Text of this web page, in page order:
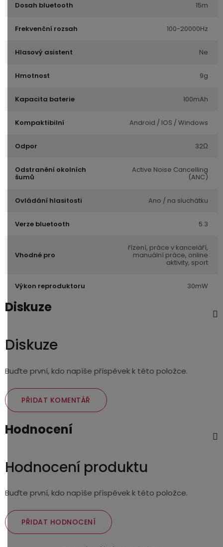
Dosah bluetooth 15m
Frekvenční rozsah 100-20000Hz
Hlasový asistent Ne
Hmotnost 9g
Kapacita baterie 100mAh
Kompaktibilní Android / IOS / Windows
Odpor 32Ω
Odstranění okolních
šumů
Active Noise Cancelling
(ANC)
Ovládání hlasitosti Ano / na sluchátku
Verze bluetooth 5.3
Vhodné pro
řízení, práce v kanceláří,
manuální práce, online
aktivity, sport
Výkon reproduktoru 30mW
Diskuze
Diskuze
Buďte první, kdo napíše příspěvek k této položce.
PŘIDAT KOMENTÁŘ
Hodnocení
Hodnocení produktu
Buďte první, kdo napíše příspěvek k této položce.
PŘIDAT HODNOCENÍ